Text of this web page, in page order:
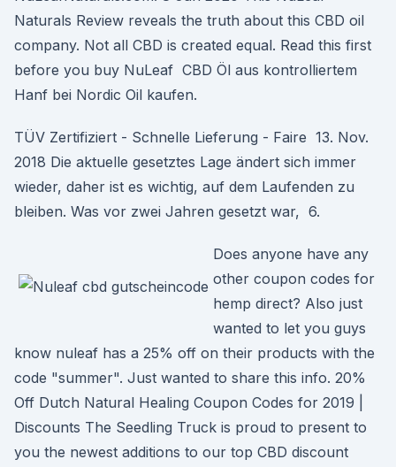
Naturals Review reveals the truth about this CBD oil
company. Not all CBD is created equal. Read this first
before you buy NuLeaf CBD Öl aus kontrolliertem
Hanf bei Nordic Oil kaufen.
TÜV Zertifiziert - Schnelle Lieferung - Faire 13. Nov.
2018 Die aktuelle gesetztes Lage ändert sich immer
wieder, daher ist es wichtig, auf dem Laufenden zu
bleiben. Was vor zwei Jahren gesetzt war, 6.
Does anyone have any
other coupon codes for
hemp direct? Also just
wanted to let you guys
know nuleaf has a 25% off on their products with the
code "summer". Just wanted to share this info. 20%
Off Dutch Natural Healing Coupon Codes for 2019 |
Discounts The Seedling Truck is proud to present to
you the newest additions to our top CBD discount